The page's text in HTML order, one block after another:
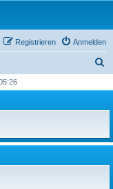
Anmelden
Registrieren
h